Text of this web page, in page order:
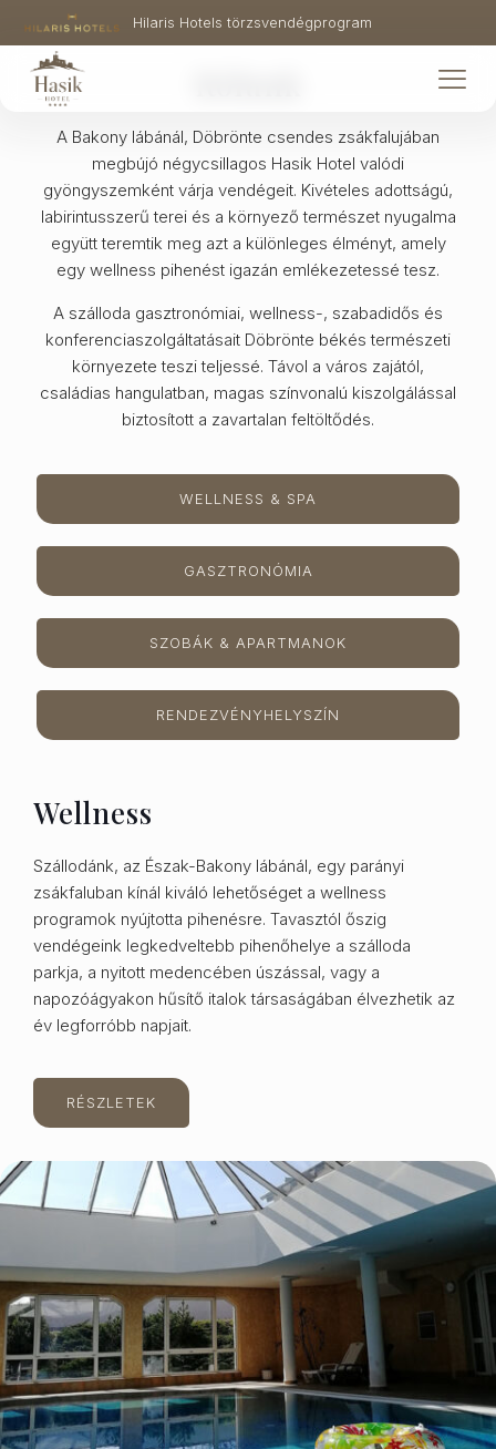
Hilaris Hotels törzsvendégprogram
A Bakony lábánál, Döbrönte csendes zsákfalujában
megbújó négycsillagos Hasik Hotel valódi
gyöngyszemként várja vendégeit. Kivételes adottságú,
labirintusszerű terei és a környező természet nyugalma
együtt teremtik meg azt a különleges élményt, amely
egy wellness pihenést igazán emlékezetessé tesz.
A szálloda gasztronómiai, wellness-, szabadidős és
konferenciaszolgáltatásait Döbrönte békés természeti
környezete teszi teljessé. Távol a város zajától,
családias hangulatban, magas színvonalú kiszolgálással
biztosított a zavartalan feltöltődés.
WELLNESS & SPA
GASZTRONÓMIA
SZOBÁK & APARTMANOK
RENDEZVÉNYHELYSZÍN
Wellness
Szállodánk, az Észak-Bakony lábánál, egy parányi
zsákfaluban kínál kiváló lehetőséget a wellness
programok nyújtotta pihenésre. Tavasztól őszig
vendégeink legkedveltebb pihenőhelye a szálloda
parkja, a nyitott medencében úszással, vagy a
napozóágyakon hűsítő italok társaságában élvezhetik az
év legforróbb napjait.
RÉSZLETEK